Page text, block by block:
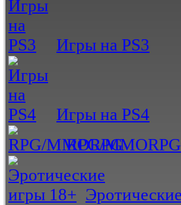
Игры на PS3
Игры на PS4
RPG/MMORPG